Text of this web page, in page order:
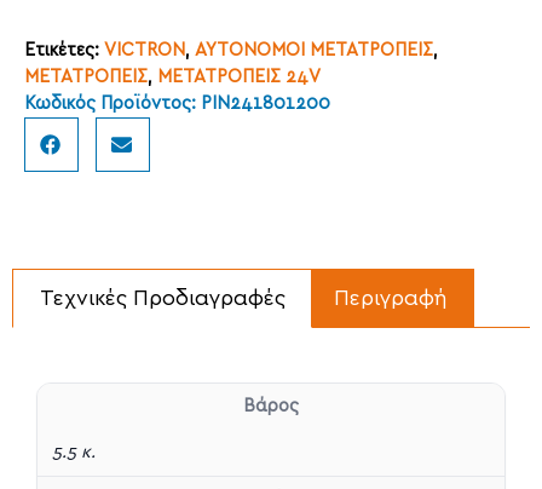
Ετικέτες: VICTRON, ΑΥΤΟΝΟΜΟΙ ΜΕΤΑΤΡΟΠΕΙΣ,
ΜΕΤΑΤΡΟΠΕΙΣ, ΜΕΤΑΤΡΟΠΕΙΣ 24V
Κωδικός Προϊόντος: PIN241801200
Περιγραφή
Τεχνικές Προδιαγραφές
Βάρος
5.5 κ.